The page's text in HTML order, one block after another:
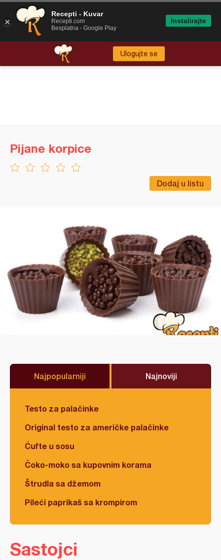
Ulogujte se
Dodaj u listu
Pijane korpice
Najpopularniji Najnoviji
Testo za palačinke
Original testo za američke palačinke
Ćufte u sosu
Čoko-moko sa kupovnim korama
Štrudla sa džemom
Pileći paprikaš sa krompirom
Sastojci
Recepti - Kuvar
Recepti.com
Besplatna - Google Play
Instalirajte